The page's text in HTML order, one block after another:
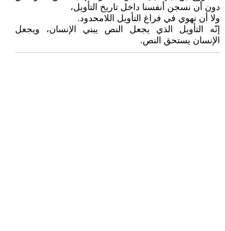
دون أن نسجن أنفسنا داخل تاريخ التأويل،
ولا أن نهوي في فراغ التأويل اللامحدود.
إنّه التأويل الذي يجعل النص يبني الإنسان، ويجعل
الإنسان يستحق النص.